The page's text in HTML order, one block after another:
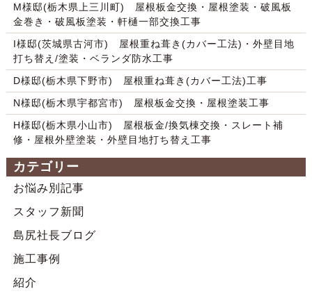
M様邸(栃木県上三川町) 屋根板金交換・屋根塗装・破風板
金巻き・破風板塗装・軒樋一部交換工事
I様邸(茨城県古河市) 屋根重ね葺き(カバー工法)・外壁目地
打ち替え/塗装・ベランダ防水工事
D様邸(栃木県下野市) 屋根重ね葺き(カバー工法)工事
N様邸(栃木県宇都宮市) 屋根板金交換・屋根塗装工事
H様邸(栃木県小山市) 屋根板金/換気棟交換・スレート補
修・屋根外壁塗装・外壁目地打ち替え工事
カテゴリー
お悩み別記事
スタッフ新聞
島尻社長ブログ
施工事例
紹介